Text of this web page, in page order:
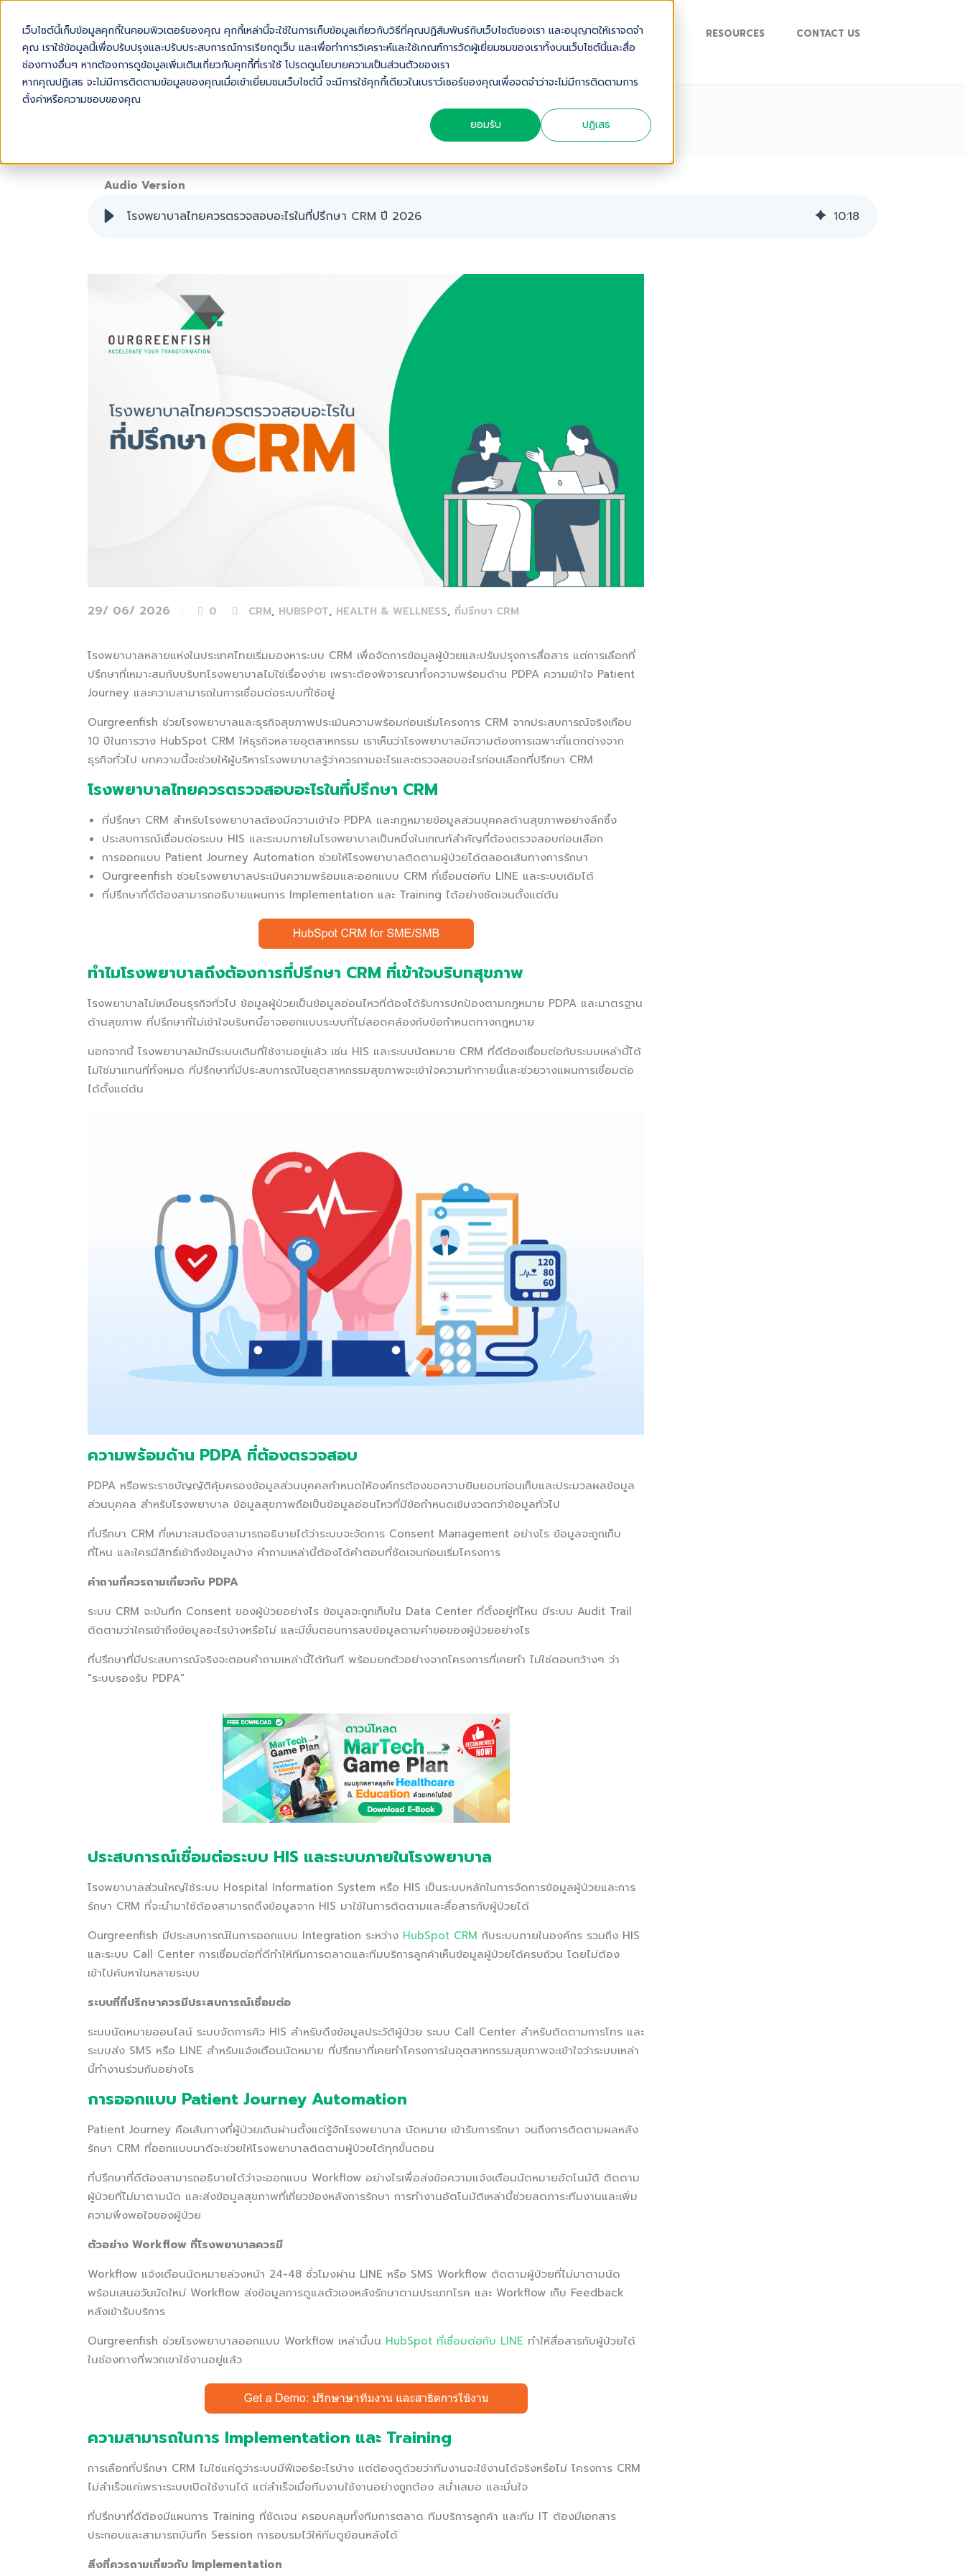
เว็บไซต์นี้เก็บข้อมูลคุกกี้ในคอมพิวเตอร์ของคุณ คุกกี้เหล่านี้จะใช้ในการเก็บข้อมูลเกี่ยวกับวิธีที่คุณปฏิสัมพันธ์กับเว็บไซต์ของเรา และอนุญาตให้เราจดจำ
คุณ เราใช้ข้อมูลนี้เพื่อปรับปรุงและปรับประสบการณ์การเรียกดูเว็บ และเพื่อทำการวิเคราะห์และใช้เกณฑ์การวัดผู้เยี่ยมชมของเราทั้งบนเว็บไซต์นี้และสื่อ
ช่องทางอื่นๆ หากต้องการดูข้อมูลเพิ่มเติมเกี่ยวกับคุกกี้ที่เราใช้ โปรดดูนโยบายความเป็นส่วนตัวของเรา
หากคุณปฏิเสธ จะไม่มีการติดตามข้อมูลของคุณเมื่อเข้าเยี่ยมชมเว็บไซต์นี้ จะมีการใช้คุกกี้เดียวในเบราว์เซอร์ของคุณเพื่อจดจำว่าจะไม่มีการติดตามการ
ตั้งค่าหรือความชอบของคุณ
ยอมรับ
ปฏิเสธ
ABOUT US SOLUTIONS INDUSTRIES SERVICES & SUPPORT RESOURCES CONTACT US
Audio Version
โรงพยาบาลไทยควรตรวจสอบอะไรในที่ปรึกษา CRM ปี 2026 10:18
29/ 06/ 2026 0 CRM, HUBSPOT, HEALTH & WELLNESS, ที่ปรึกษา CRM
โรงพยาบาลหลายแห่งในประเทศไทยเริ่มมองหาระบบ CRM เพื่อจัดการข้อมูลผู้ป่วยและปรับปรุงการสื่อสาร แต่การเลือกที่
ปรึกษาที่เหมาะสมกับบริบทโรงพยาบาลไม่ใช่เรื่องง่าย เพราะต้องพิจารณาทั้งความพร้อมด้าน PDPA ความเข้าใจ Patient
Journey และความสามารถในการเชื่อมต่อระบบที่ใช้อยู่
Ourgreenfish ช่วยโรงพยาบาลและธุรกิจสุขภาพประเมินความพร้อมก่อนเริ่มโครงการ CRM จากประสบการณ์จริงเกือบ
10 ปีในการวาง HubSpot CRM ให้ธุรกิจหลายอุตสาหกรรม เราเห็นว่าโรงพยาบาลมีความต้องการเฉพาะที่แตกต่างจาก
ธุรกิจทั่วไป บทความนี้จะช่วยให้ผู้บริหารโรงพยาบาลรู้ว่าควรถามอะไรและตรวจสอบอะไรก่อนเลือกที่ปรึกษา CRM
โรงพยาบาลไทยควรตรวจสอบอะไรในที่ปรึกษา CRM
ที่ปรึกษา CRM สำหรับโรงพยาบาลต้องมีความเข้าใจ PDPA และกฎหมายข้อมูลส่วนบุคคลด้านสุขภาพอย่างลึกซึ้ง
ประสบการณ์เชื่อมต่อระบบ HIS และระบบภายในโรงพยาบาลเป็นหนึ่งในเกณฑ์สำคัญที่ต้องตรวจสอบก่อนเลือก
การออกแบบ Patient Journey Automation ช่วยให้โรงพยาบาลติดตามผู้ป่วยได้ตลอดเส้นทางการรักษา
Ourgreenfish ช่วยโรงพยาบาลประเมินความพร้อมและออกแบบ CRM ที่เชื่อมต่อกับ LINE และระบบเดิมได้
ที่ปรึกษาที่ดีต้องสามารถอธิบายแผนการ Implementation และ Training ได้อย่างชัดเจนตั้งแต่ต้น
ทำไมโรงพยาบาลถึงต้องการที่ปรึกษา CRM ที่เข้าใจบริบทสุขภาพ
โรงพยาบาลไม่เหมือนธุรกิจทั่วไป ข้อมูลผู้ป่วยเป็นข้อมูลอ่อนไหวที่ต้องได้รับการปกป้องตามกฎหมาย PDPA และมาตรฐาน
ด้านสุขภาพ ที่ปรึกษาที่ไม่เข้าใจบริบทนี้อาจออกแบบระบบที่ไม่สอดคล้องกับข้อกำหนดทางกฎหมาย
นอกจากนี้ โรงพยาบาลมักมีระบบเดิมที่ใช้งานอยู่แล้ว เช่น HIS และระบบนัดหมาย CRM ที่ดีต้องเชื่อมต่อกับระบบเหล่านี้ได้
ไม่ใช่มาแทนที่ทั้งหมด ที่ปรึกษาที่มีประสบการณ์ในอุตสาหกรรมสุขภาพจะเข้าใจความท้าทายนี้และช่วยวางแผนการเชื่อมต่อ
ได้ตั้งแต่ต้น
ความพร้อมด้าน PDPA ที่ต้องตรวจสอบ
PDPA หรือพระราชบัญญัติคุ้มครองข้อมูลส่วนบุคคลกำหนดให้องค์กรต้องขอความยินยอมก่อนเก็บและประมวลผลข้อมูล
ส่วนบุคคล สำหรับโรงพยาบาล ข้อมูลสุขภาพถือเป็นข้อมูลอ่อนไหวที่มีข้อกำหนดเข้มงวดกว่าข้อมูลทั่วไป
ที่ปรึกษา CRM ที่เหมาะสมต้องสามารถอธิบายได้ว่าระบบจะจัดการ Consent Management อย่างไร ข้อมูลจะถูกเก็บ
ที่ไหน และใครมีสิทธิ์เข้าถึงข้อมูลบ้าง คำถามเหล่านี้ต้องได้คำตอบที่ชัดเจนก่อนเริ่มโครงการ
คำถามที่ควรถามเกี่ยวกับ PDPA
ระบบ CRM จะบันทึก Consent ของผู้ป่วยอย่างไร ข้อมูลจะถูกเก็บใน Data Center ที่ตั้งอยู่ที่ไหน มีระบบ Audit Trail
ติดตามว่าใครเข้าถึงข้อมูลอะไรบ้างหรือไม่ และมีขั้นตอนการลบข้อมูลตามคำขอของผู้ป่วยอย่างไร
ที่ปรึกษาที่มีประสบการณ์จริงจะตอบคำถามเหล่านี้ได้ทันที พร้อมยกตัวอย่างจากโครงการที่เคยทำ ไม่ใช่ตอบกว้างๆ ว่า
"ระบบรองรับ PDPA"
ประสบการณ์เชื่อมต่อระบบ HIS และระบบภายในโรงพยาบาล
โรงพยาบาลส่วนใหญ่ใช้ระบบ Hospital Information System หรือ HIS เป็นระบบหลักในการจัดการข้อมูลผู้ป่วยและการ
รักษา CRM ที่จะนำมาใช้ต้องสามารถดึงข้อมูลจาก HIS มาใช้ในการติดตามและสื่อสารกับผู้ป่วยได้
Ourgreenfish มีประสบการณ์ในการออกแบบ Integration ระหว่าง HubSpot CRM กับระบบภายในองค์กร รวมถึง HIS
และระบบ Call Center การเชื่อมต่อที่ดีทำให้ทีมการตลาดและทีมบริการลูกค้าเห็นข้อมูลผู้ป่วยได้ครบถ้วน โดยไม่ต้อง
เข้าไปค้นหาในหลายระบบ
ระบบที่ที่ปรึกษาควรมีประสบการณ์เชื่อมต่อ
ระบบนัดหมายออนไลน์ ระบบจัดการคิว HIS สำหรับดึงข้อมูลประวัติผู้ป่วย ระบบ Call Center สำหรับติดตามการโทร และ
ระบบส่ง SMS หรือ LINE สำหรับแจ้งเตือนนัดหมาย ที่ปรึกษาที่เคยทำโครงการในอุตสาหกรรมสุขภาพจะเข้าใจว่าระบบเหล่า
นี้ทำงานร่วมกันอย่างไร
การออกแบบ Patient Journey Automation
Patient Journey คือเส้นทางที่ผู้ป่วยเดินผ่านตั้งแต่รู้จักโรงพยาบาล นัดหมาย เข้ารับการรักษา จนถึงการติดตามผลหลัง
รักษา CRM ที่ออกแบบมาดีจะช่วยให้โรงพยาบาลติดตามผู้ป่วยได้ทุกขั้นตอน
ที่ปรึกษาที่ดีต้องสามารถอธิบายได้ว่าจะออกแบบ Workflow อย่างไรเพื่อส่งข้อความแจ้งเตือนนัดหมายอัตโนมัติ ติดตาม
ผู้ป่วยที่ไม่มาตามนัด และส่งข้อมูลสุขภาพที่เกี่ยวข้องหลังการรักษา การทำงานอัตโนมัติเหล่านี้ช่วยลดภาระทีมงานและเพิ่ม
ความพึงพอใจของผู้ป่วย
ตัวอย่าง Workflow ที่โรงพยาบาลควรมี
Workflow แจ้งเตือนนัดหมายล่วงหน้า 24-48 ชั่วโมงผ่าน LINE หรือ SMS Workflow ติดตามผู้ป่วยที่ไม่มาตามนัด
พร้อมเสนอวันนัดใหม่ Workflow ส่งข้อมูลการดูแลตัวเองหลังรักษาตามประเภทโรค และ Workflow เก็บ Feedback
หลังเข้ารับบริการ
Ourgreenfish ช่วยโรงพยาบาลออกแบบ Workflow เหล่านี้บน HubSpot ที่เชื่อมต่อกับ LINE ทำให้สื่อสารกับผู้ป่วยได้
ในช่องทางที่พวกเขาใช้งานอยู่แล้ว
ความสามารถในการ Implementation และ Training
การเลือกที่ปรึกษา CRM ไม่ใช่แค่ดูว่าระบบมีฟีเจอร์อะไรบ้าง แต่ต้องดูด้วยว่าทีมงานจะใช้งานได้จริงหรือไม่ โครงการ CRM
ไม่สำเร็จแค่เพราะระบบเปิดใช้งานได้ แต่สำเร็จเมื่อทีมงานใช้งานอย่างถูกต้อง สม่ำเสมอ และมั่นใจ
ที่ปรึกษาที่ดีต้องมีแผนการ Training ที่ชัดเจน ครอบคลุมทั้งทีมการตลาด ทีมบริการลูกค้า และทีม IT ต้องมีเอกสาร
ประกอบและสามารถบันทึก Session การอบรมไว้ให้ทีมดูย้อนหลังได้
สิ่งที่ควรถามเกี่ยวกับ Implementation